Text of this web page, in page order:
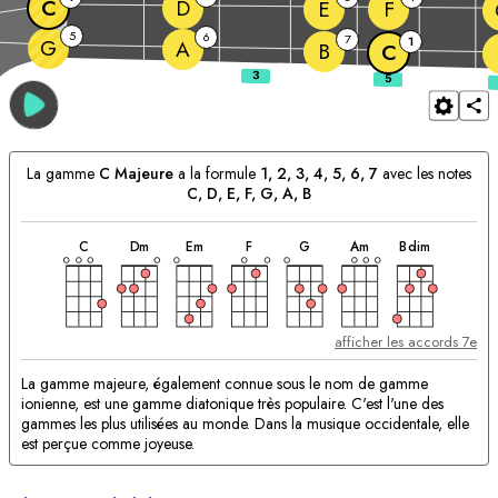
G 5 A 6 B 7 C 1
C D E F
La gamme C Majeure a la formule 1, 2, 3, 4, 5, 6, 7 avec les notes
C, D, E, F, G, A, B
correspondants:
C
accord
Dm
accord
Em
accord
F
accord
G
accord
Am
accord
Bdim
accord
afficher les accords 7e
La gamme majeure, également connue sous le nom de gamme
ionienne, est une gamme diatonique très populaire. C'est l'une des
gammes les plus utilisées au monde. Dans la musique occidentale, elle
est perçue comme joyeuse.